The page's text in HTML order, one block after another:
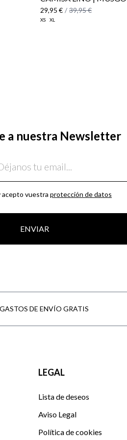
29,95 € / 39,95 €
XS XL
a nuestra Newsletter
acepto vuestra protección de datos
ENVIAR
GASTOS DE ENVÍO GRATIS
LEGAL
Lista de deseos
Aviso Legal
Política de cookies